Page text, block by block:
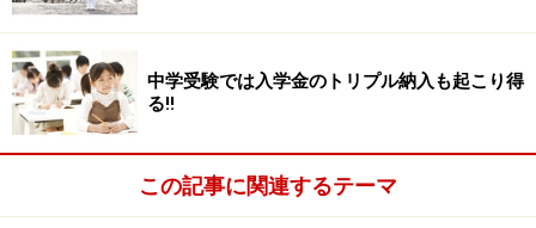
ポイントに沿ってその必要性を考えてみるとよいと思い
ます。
1. 習わせようと思ったきっかけ
どうしてその習い事を知ったのか振り返ってみましょ
う。友達が通わせるから？雑誌に載っていたから？それ
とも自分で以前から決めていたから？
中学受験では入学金のトリプル納入も起こり得
る!!
この記事に関連するテーマ